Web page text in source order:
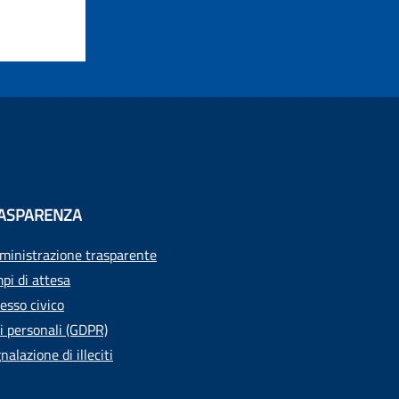
trasparente
di attesa
civico
personali (GDPR)
di illeciti